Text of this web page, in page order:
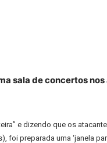
sala de concertos
e dizendo que os
foi preparada uma ‘janela